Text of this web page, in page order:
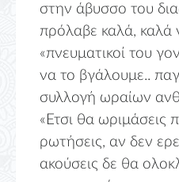
στην άβυσσο του
πρόλαβε καλά, καλά
«πνευματικοί του
να το βγάλουμε..
συλλογή ωραίων
«Ετσι θα ωριμάσεις
ρωτήσεις, αν δεν
ακούσεις δε θα